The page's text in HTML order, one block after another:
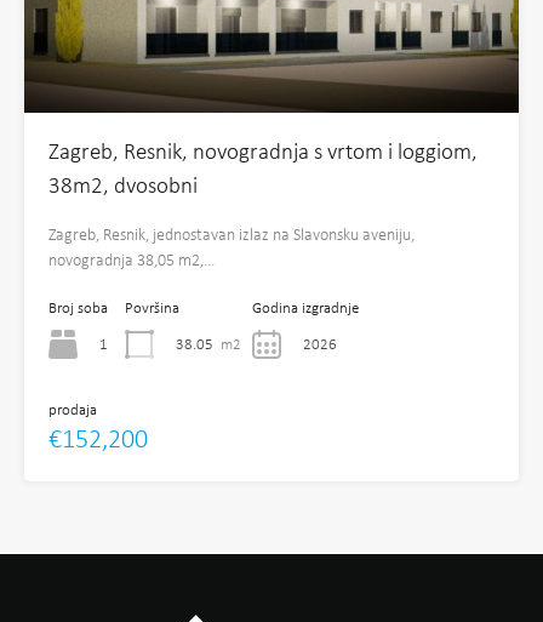
Zagreb, Resnik, novogradnja s vrtom i loggiom,
38m2, dvosobni
Zagreb, Resnik, jednostavan izlaz na Slavonsku aveniju,
novogradnja 38,05 m2,…
Broj soba
1
Površina
38.05 m2
Godina izgradnje
2026
prodaja
€152,200